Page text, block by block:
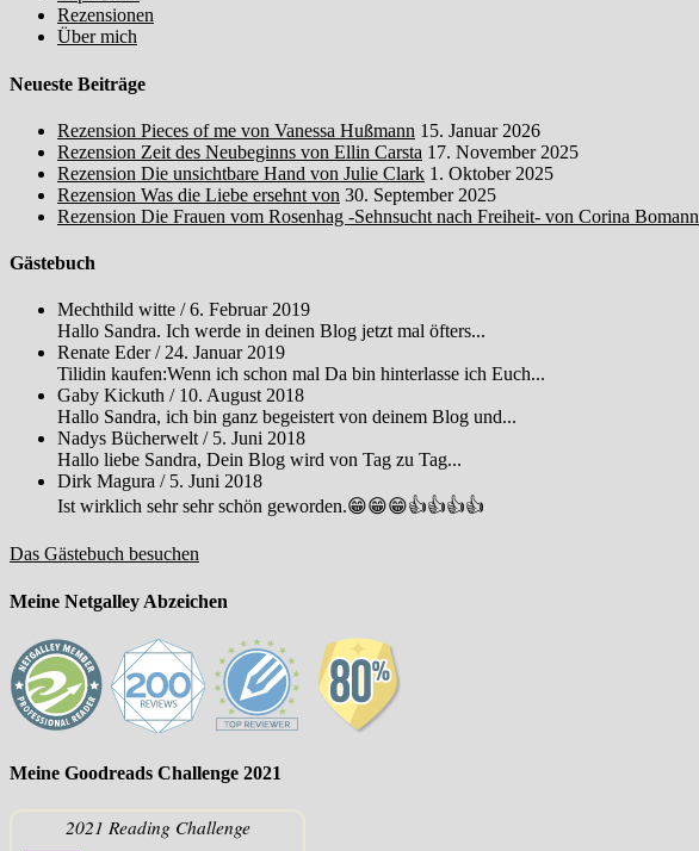
Rezensionen
Über mich
Neueste Beiträge
Rezension Pieces of me von Vanessa Hußmann 15. Januar 2026
Rezension Zeit des Neubeginns von Ellin Carsta 17. November 2025
Rezension Die unsichtbare Hand von Julie Clark 1. Oktober 2025
Rezension Was die Liebe ersehnt von 30. September 2025
Rezension Die Frauen vom Rosenhag -Sehnsucht nach Freiheit- von Corina Bomann
Gästebuch
Mechthild witte /6. Februar 2019
Hallo Sandra. Ich werde in deinen Blog jetzt mal öfters...
Renate Eder/ 24. Januar 2019
Tilidin kaufen:Wenn ich schon mal Da bin hinterlasse ich Euch...
Gaby Kickuth / 10. August 2018
Hallo Sandra, ich bin ganz begeistert von deinem Blog und...
Nadys Bücherwelt / 5. Juni 2018
Hallo liebe Sandra, Dein Blog wird von Tag zu Tag...
Dirk Magura / 5. Juni 2018
Ist wirklich sehr sehr schön geworden.😁😁😁👍👍👍👍
Das Gästebuch besuchen
Meine Netgalley Abzeichen
Meine Goodreads Challenge 2021
2021 Reading Challenge